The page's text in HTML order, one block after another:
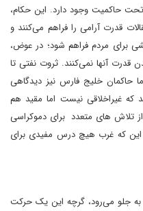
تحت حاکمیت وجود دارد. این حکام،
قدرت آرامی را فراهم می‌کنند و
برای مردم فراهم شود؛ در عوض،
قدرت آنها نمی‌کنند. ثروت نفتی تا
حاکمان خلیج فارس نیز دیدگاهی
که غیراخلاقی نیست اما مقید هم
تلاش های متعدد برای دموکراسی
این که غرب هیچ درس مفیدی برای
به جلو می‌رود، گرچه این یک حرکت